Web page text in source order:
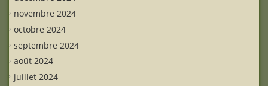
novembre 2024
octobre 2024
septembre 2024
août 2024
juillet 2024